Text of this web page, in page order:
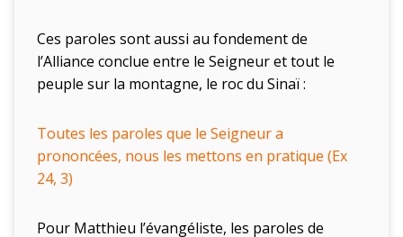
Ces paroles sont aussi au fondement de
l’Alliance conclue entre le Seigneur et tout le
peuple sur la montagne, le roc du Sinaï :
Toutes les paroles que le Seigneur a
prononcées, nous les mettons en pratique (Ex
24, 3)
Pour Matthieu l’évangéliste, les paroles de